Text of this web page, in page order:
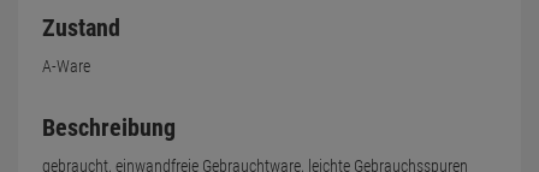
Zustand
A-Ware
Beschreibung
gebraucht, einwandfreie Gebrauchtware, leichte Gebrauchsspuren